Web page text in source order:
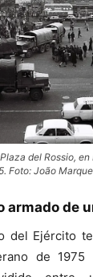
del Rossio,
Foto: João
armado de
del Ejército
de